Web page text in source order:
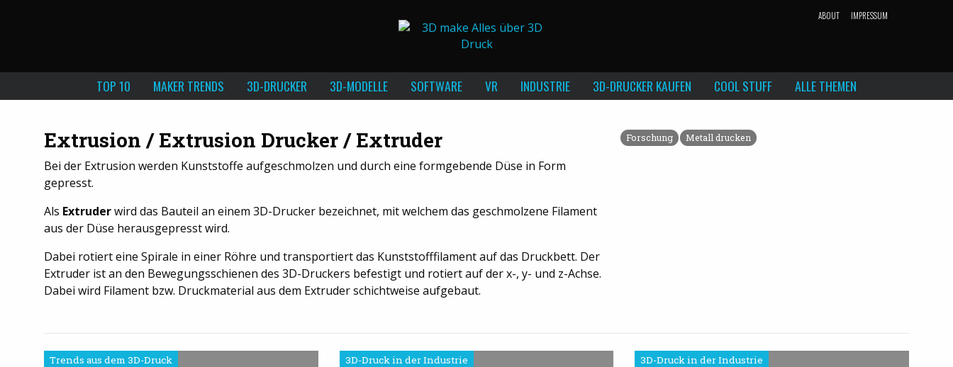
ABOUT IMPRESSUM
TOP 10 MAKER TRENDS 3D-DRUCKER 3D-MODELLE SOFTWARE VR INDUSTRIE 3D-DRUCKER KAUFEN COOL STUFF ALLE THEMEN
Extrusion / Extrusion Drucker / Extruder
Bei der Extrusion werden Kunststoffe aufgeschmolzen und durch eine formgebende Düse in Form
gepresst.
Als Extruderwird das Bauteil an einem 3D-Drucker bezeichnet, mit welchem das geschmolzene Filament
aus der Düse herausgepresst wird.
Dabei rotiert eine Spirale in einer Röhre und transportiert das Kunststofffilament auf das Druckbett. Der
Extruder ist an den Bewegungsschienen des 3D-Druckers befestigt und rotiert auf der x-, y- und z-Achse.
Dabei wird Filament bzw. Druckmaterial aus dem Extruder schichtweise aufgebaut.
Forschung Metall drucken
Trends aus dem 3D-Druck 3D-Druck in der Industrie 3D-Druck in der Industrie